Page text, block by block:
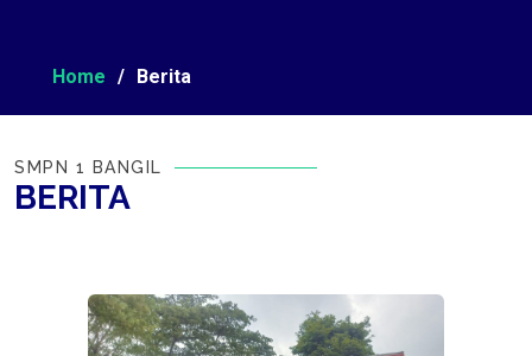
Home Berita
SMPN 1 BANGIL
BERITA